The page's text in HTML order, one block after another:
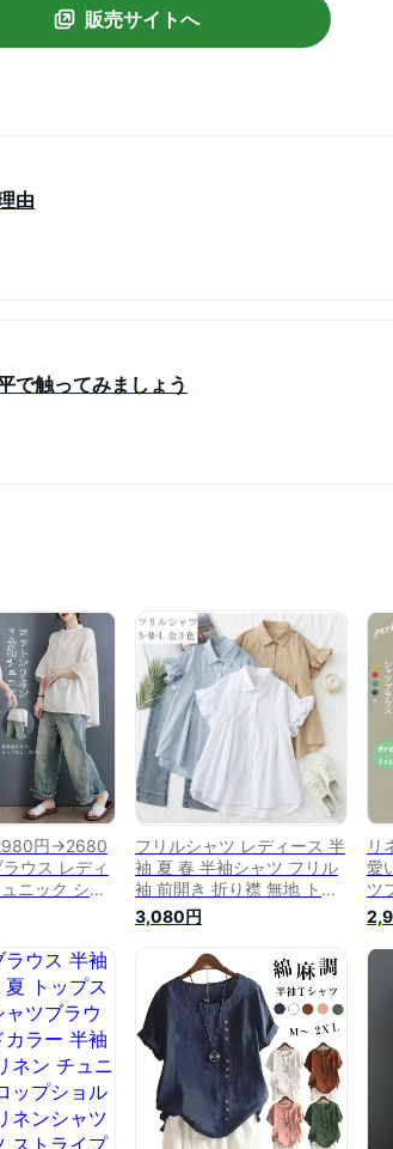
販売サイトへ
由
で触ってみましょう
円→2680
ウス レディ
ニック シャ
七分袖 折り
ドルマン
ング 無地 ゆ
バー フレア
ュアル きれい
シャツ 前後
出かけ シンプ
フリルシャツ レディース 半
袖 夏 春 半袖シャツ フリル
袖 前開き 折り襟 無地 トッ
プス 前後差 タック コット
ン 綿 シャツブラウス シン
プル カジュアル シャツ ブ
ラウス ゆったり 体型カバー
きれいめ 白シャツ OL オフ
ィス かわいい 通勤 おしゃ
れ 流行 大人 送料無料
3,080円
リ
愛
ツ
襟
ル
ス